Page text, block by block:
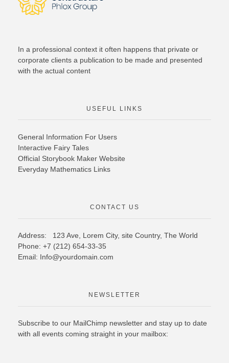
In a professional context it often happens that private or
corporate clients a publication to be made and presented
with the actual content
USEFUL LINKS
General Information For Users
Interactive Fairy Tales
Official Storybook Maker Website
Everyday Mathematics Links
CONTACT US
Address: 123 Ave, Lorem City, site Country, The World
Phone: +7 (212) 654-33-35
Email: Info@yourdomain.com
NEWSLETTER
Subscribe to our MailChimp newsletter and stay up to date
with all events coming straight in your mailbox: